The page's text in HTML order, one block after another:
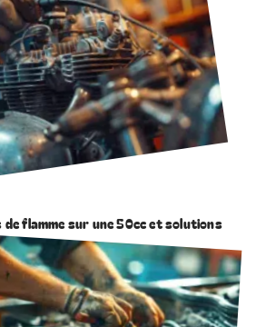
flamme sur une 50cc et solutions